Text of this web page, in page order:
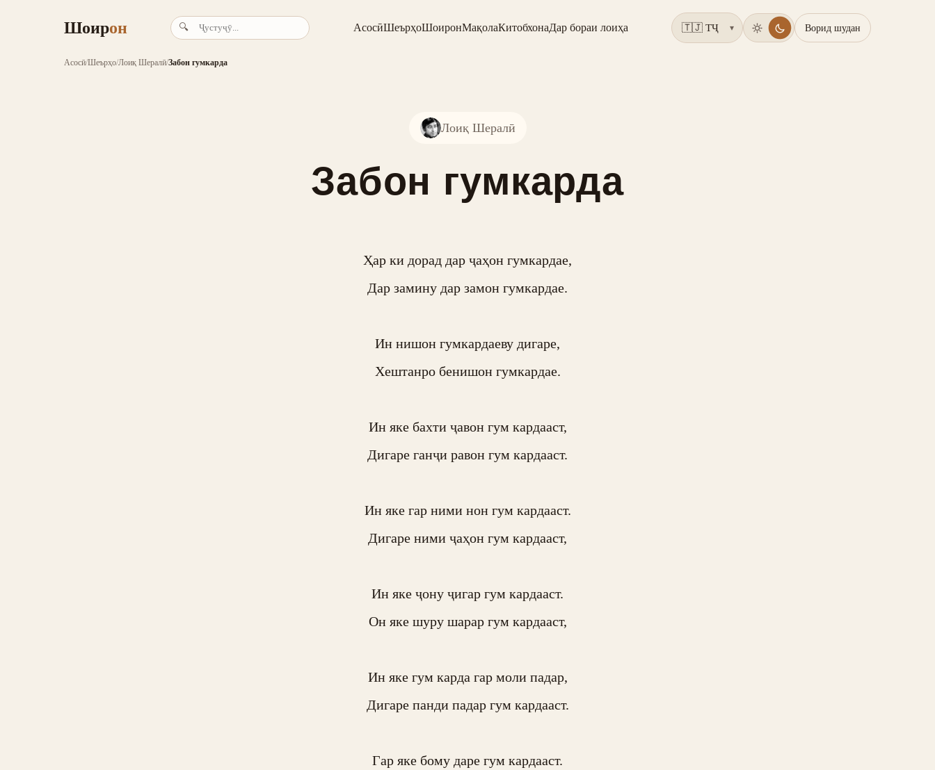
Шоирон 🔍 АсосӣШеърҳоШоиронМақолаКитобхонаДар бораи лоиҳа ▾ Ворид шудан
Асосӣ/Шеърҳо/Лоиқ Шералӣ/Забон гумкарда
Лоиқ Шералӣ
Забон гумкарда
Ҳар ки дорад дар ҷаҳон гумкардае,
Дар замину дар замон гумкардае.
Ин нишон гумкардаеву дигаре,
Хештанро бенишон гумкардае.
Ин яке бахти ҷавон гум кардааст,
Дигаре ганҷи равон гум кардааст.
Ин яке гар ними нон гум кардааст.
Дигаре ними ҷаҳон гум кардааст,
Ин яке ҷону ҷигар гум кардааст.
Он яке шуру шарар гум кардааст,
Ин яке гум карда гар моли падар,
Дигаре панди падар гум кардааст.
Гар яке бому даре гум кардааст.